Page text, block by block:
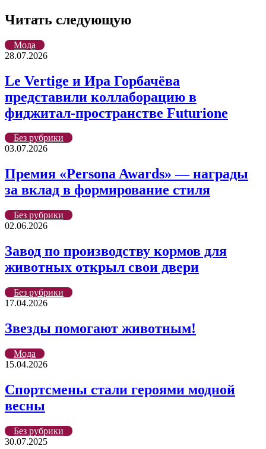
почту
Читать следующую
Мода
28.07.2026
Le Vertige и Ира Горбачёва
представили коллаборацию в
фиджитал-пространстве Futurione
Без рубрики
03.07.2026
Премия «Persona Awards» — награды
за вклад в формирование стиля
Без рубрики
02.06.2026
Завод по производству кормов для
животных открыл свои двери
Без рубрики
17.04.2026
Звезды помогают животным!
Мода
15.04.2026
Cпортсмены стали героями модной
весны
Без рубрики
30.07.2025